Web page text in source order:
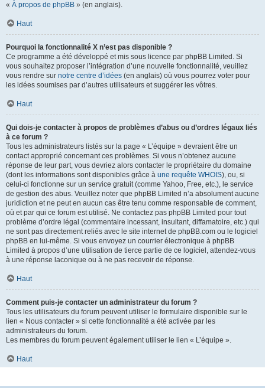
« À propos de phpBB » (en anglais).
Haut
Pourquoi la fonctionnalité X n’est pas disponible ?
Ce programme a été développé et mis sous licence par phpBB Limited. Si
vous souhaitez proposer l’intégration d’une nouvelle fonctionnalité, veuillez
vous rendre sur notre centre d’idées (en anglais) où vous pourrez voter pour
les idées soumises par d’autres utilisateurs et suggérer les vôtres.
Haut
Qui dois-je contacter à propos de problèmes d’abus ou d’ordres légaux liés
à ce forum ?
Tous les administrateurs listés sur la page « L’équipe » devraient être un
contact approprié concernant ces problèmes. Si vous n’obtenez aucune
réponse de leur part, vous devriez alors contacter le propriétaire du domaine
(dont les informations sont disponibles grâce à une requête WHOIS), ou, si
celui-ci fonctionne sur un service gratuit (comme Yahoo, Free, etc.), le service
de gestion des abus. Veuillez noter que phpBB Limited n’a absolument aucune
juridiction et ne peut en aucun cas être tenu comme responsable de comment,
où et par qui ce forum est utilisé. Ne contactez pas phpBB Limited pour tout
problème d’ordre légal (commentaire incessant, insultant, diffamatoire, etc.) qui
ne sont pas directement reliés avec le site internet de phpBB.com ou le logiciel
phpBB en lui-même. Si vous envoyez un courrier électronique à phpBB
Limited à propos d’une utilisation de tierce partie de ce logiciel, attendez-vous
à une réponse laconique ou à ne pas recevoir de réponse.
Haut
Comment puis-je contacter un administrateur du forum ?
Tous les utilisateurs du forum peuvent utiliser le formulaire disponible sur le
lien « Nous contacter » si cette fonctionnalité a été activée par les
administrateurs du forum.
Les membres du forum peuvent également utiliser le lien « L’équipe ».
Haut